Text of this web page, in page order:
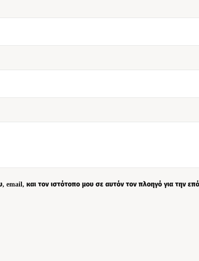
email, και τον ιστότοπο μου σε αυτόν τον πλοηγό για την